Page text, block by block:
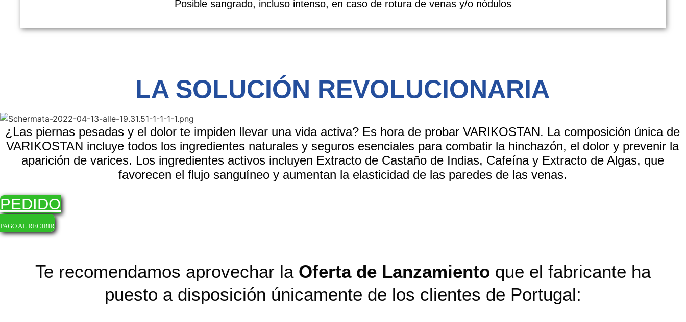
Posible sangrado, incluso intenso, en caso de rotura de venas y/o nódulos
LA SOLUCIÓN REVOLUCIONARIA
¿Las piernas pesadas y el dolor te impiden llevar una vida activa? Es hora de probar VARIKOSTAN. La composición única de
VARIKOSTAN incluye todos los ingredientes naturales y seguros esenciales para combatir la hinchazón, el dolor y prevenir la
aparición de varices. Los ingredientes activos incluyen Extracto de Castaño de Indias, Cafeína y Extracto de Algas, que
favorecen el flujo sanguíneo y aumentan la elasticidad de las paredes de las venas.
PEDIDO
PAGO AL RECIBIR
Te recomendamos aprovechar la Oferta de Lanzamiento que el fabricante ha
puesto a disposición únicamente de los clientes de Portugal: